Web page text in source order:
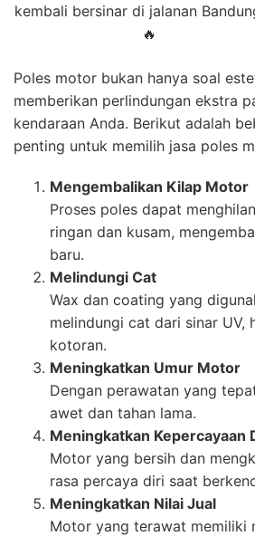
kembali bersinar di jalanan
🔥
Poles motor bukan hanya soal
memberikan perlindungan ekstra
kendaraan Anda. Berikut adalah
penting untuk memilih jasa poles
Mengembalikan Kilap Motor
Proses poles dapat
ringan dan kusam,
baru.
Melindungi Cat
Wax dan coating yang
melindungi cat dari sinar UV,
kotoran.
Meningkatkan Umur Motor
Dengan perawatan yang
awet dan tahan lama.
Meningkatkan Kepercayaan
Motor yang bersih dan
rasa percaya diri saat
Meningkatkan Nilai Jual
Motor yang terawat memiliki